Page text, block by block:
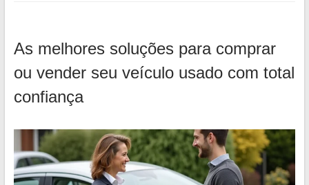
As melhores soluções para comprar
ou vender seu veículo usado com total
confiança